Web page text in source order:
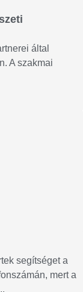
által
A szakmai
segítséget a
mert a